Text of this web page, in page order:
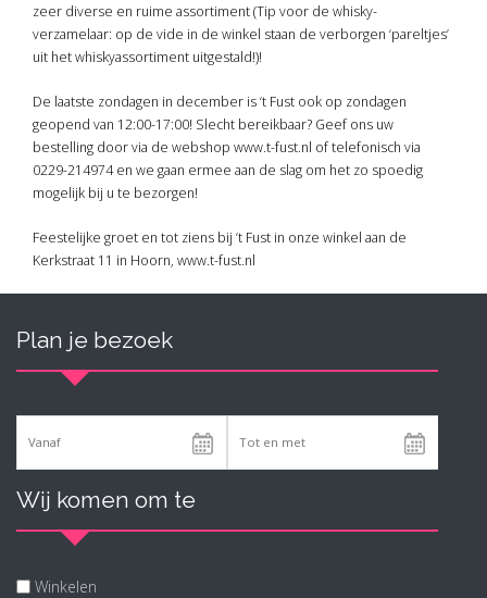
zeer diverse en ruime assortiment (Tip voor de whisky-
verzamelaar: op de vide in de winkel staan de verborgen ‘pareltjes’
uit het whiskyassortiment uitgestald!)!
De laatste zondagen in december is ‘t Fust ook op zondagen
geopend van 12:00-17:00! Slecht bereikbaar? Geef ons uw
bestelling door via de webshop www.t-fust.nl of telefonisch via
0229-214974 en we gaan ermee aan de slag om het zo spoedig
mogelijk bij u te bezorgen!
Feestelijke groet en tot ziens bij ’t Fust in onze winkel aan de
Kerkstraat 11 in Hoorn, www.t-fust.nl
Plan je bezoek
Wij komen om te
Winkelen